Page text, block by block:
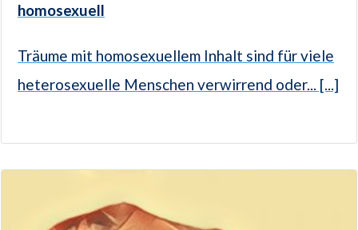
homosexuell
Träume mit homosexuellem Inhalt sind für viele
heterosexuelle Menschen verwirrend oder... [...]